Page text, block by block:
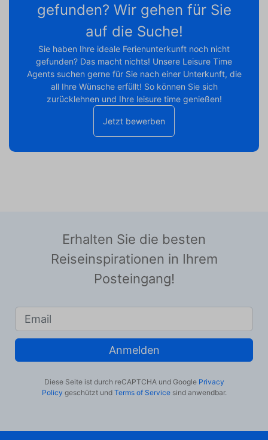
gefunden? Wir gehen für Sie
auf die Suche!
Sie haben Ihre ideale Ferienunterkunft noch nicht
gefunden? Das macht nichts! Unsere Leisure Time
Agents suchen gerne für Sie nach einer Unterkunft, die
all Ihre Wünsche erfüllt! So können Sie sich
zurücklehnen und Ihre leisure time genießen!
Jetzt bewerben
Erhalten Sie die besten
Reiseinspirationen in Ihrem
Posteingang!
Anmelden
Diese Seite ist durch reCAPTCHA und Google Privacy
Policy geschützt und Terms of Servicesind anwendbar.